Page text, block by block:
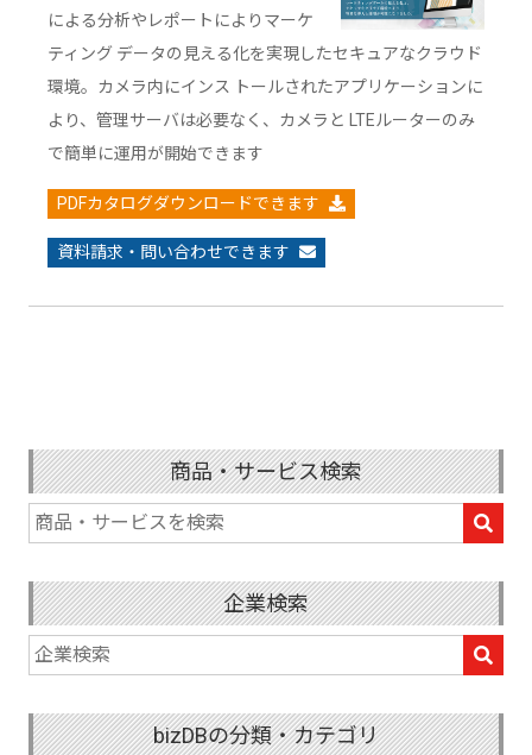
による分析やレポートによりマーケ
ティング データの見える化を実現したセキュアなクラウド
環境。カメラ内にインス トールされたアプリケーションに
より、管理サーバは必要なく、カメラと LTEルーターのみ
で簡単に運用が開始できます
PDFカタログダウンロードできます
資料請求・問い合わせできます
商品・サービス検索
企業検索
bizDBの分類・カテゴリ